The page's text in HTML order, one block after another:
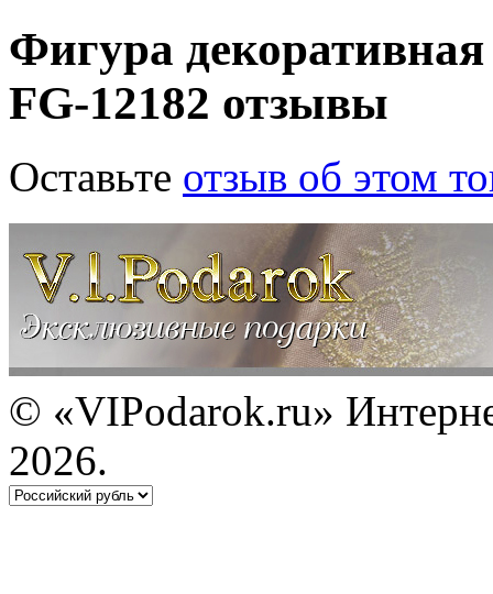
Фигура
FG-12182 отзывы
Оставьте отзыв об этом
© «VIPodarok.ru»
2026.